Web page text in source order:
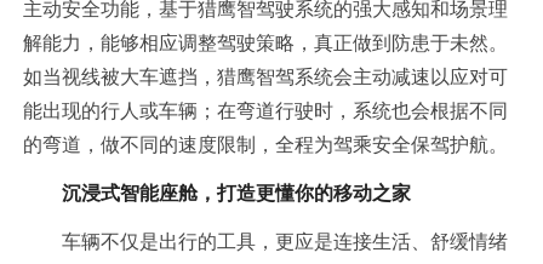
主动安全功能，基于猎鹰智驾驶系统的强大感知和场景理
解能力，能够相应调整驾驶策略，真正做到防患于未然。
如当视线被大车遮挡，猎鹰智驾系统会主动减速以应对可
能出现的行人或车辆；在弯道行驶时，系统也会根据不同
的弯道，做不同的速度限制，全程为驾乘安全保驾护航。
沉浸式智能座舱，打造更懂你的移动之家
车辆不仅是出行的工具，更应是连接生活、舒缓情绪